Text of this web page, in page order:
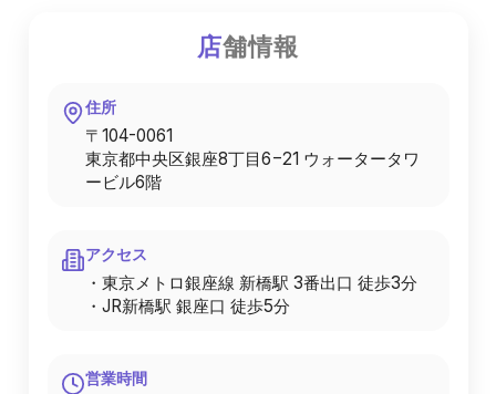
店舗情報
住所
〒104-0061
東京都中央区銀座8丁目6−21 ウォータータワ
ービル6階
アクセス
・東京メトロ銀座線 新橋駅 3番出口 徒歩3分
・JR新橋駅 銀座口 徒歩5分
営業時間